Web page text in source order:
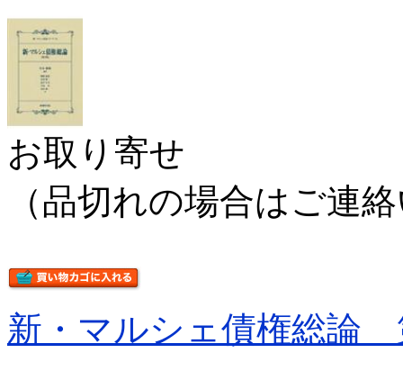
お取り寄せ
（品切れの場合はご連
新・マルシェ債権総論